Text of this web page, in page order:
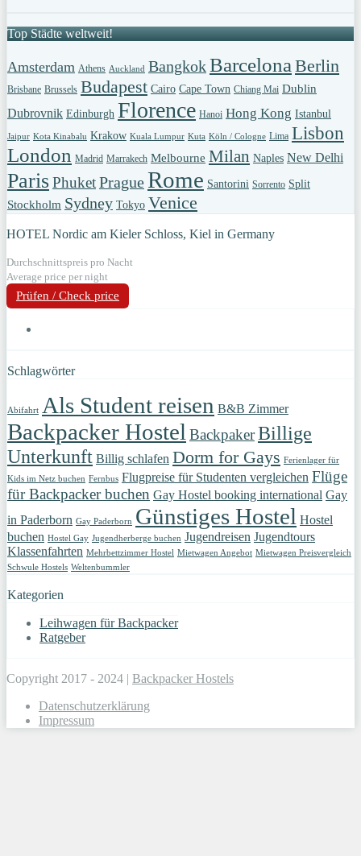
Top Städte weltweit!
Amsterdam Athens Auckland BangkokBarcelonaBerlin
Brisbane Brussels Budapest Cairo Cape Town Chiang Mai Dublin
Dubrovnik Edinburgh Florence Hanoi Hong Kong Istanbul
Jaipur Kota Kinabalu Krakow Kuala Lumpur Kuta Köln / Cologne Lima Lisbon
London Madrid Marrakech Melbourne Milan Naples New Delhi
ParisPhuketPragueRome Santorini Sorrento Split
Stockholm Sydney Tokyo Venice
HOTEL Nordic am Kieler Schloss, Kiel in Germany
Durchschnittspreis pro Nacht
Average price per night
Prüfen / Check price
Schlagwörter
Abifahrt Als Student reisen B&B Zimmer
Backpacker HostelBackpakerBillige
Unterkunft Billig schlafen Dorm for Gays Ferienlager für
Kids im Netz buchen Fernbus Flugpreise für Studenten vergleichen Flüge
für Backpacker buchen Gay Hostel booking international Gay
in Paderborn Gay Paderborn Günstiges Hostel Hostel
buchen Hostel Gay Jugendherberge buchen Jugendreisen Jugendtours
Klassenfahrten Mehrbettzimmer Hostel Mietwagen Angebot Mietwagen Preisvergleich
Schwule Hostels Weltenbummler
Kategorien
Leihwagen für Backpacker
Ratgeber
Copyright 2017 - 2024 | Backpacker Hostels
Datenschutzerklärung
Impressum